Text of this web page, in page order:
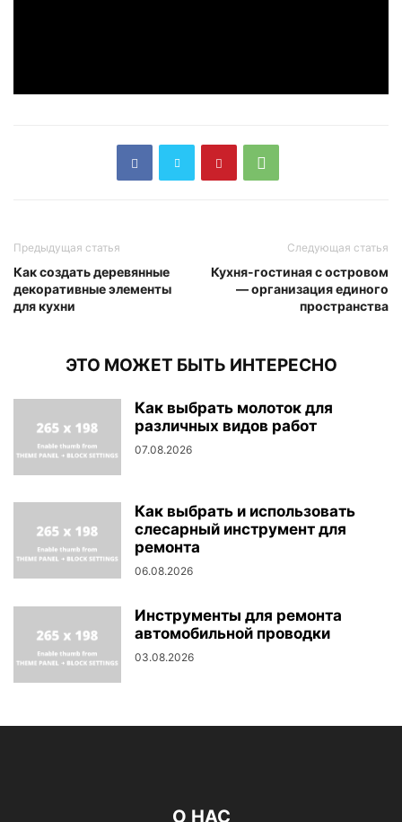
Предыдущая статья
Как создать деревянные
декоративные элементы
для кухни
Следующая статья
Кухня-гостиная с островом
— организация единого
пространства
ЭТО МОЖЕТ БЫТЬ ИНТЕРЕСНО
Как выбрать молоток для
различных видов работ
07.08.2026
Как выбрать и использовать
слесарный инструмент для
ремонта
06.08.2026
Инструменты для ремонта
автомобильной проводки
03.08.2026
О НАС